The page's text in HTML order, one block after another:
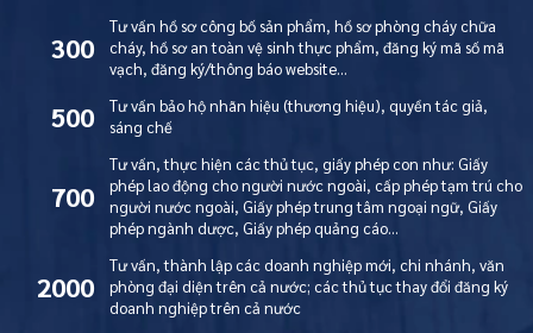
300
Tư vấn hồ sơ công bố sản phẩm, hồ sơ phòng cháy chữa
cháy, hồ sơ an toàn vệ sinh thực phẩm, đăng ký mã số mã
vạch, đăng ký/thông báo website…
500
Tư vấn bảo hộ nhãn hiệu (thương hiệu), quyền tác giả,
sáng chế
700
Tư vấn, thực hiện các thủ tục, giấy phép con như: Giấy
phép lao động cho người nước ngoài, cấp phép tạm trú cho
người nước ngoài, Giấy phép trung tâm ngoại ngữ, Giấy
phép ngành dược, Giấy phép quảng cáo…
2000
Tư vấn, thành lập các doanh nghiệp mới, chi nhánh, văn
phòng đại diện trên cả nước; các thủ tục thay đổi đăng ký
doanh nghiệp trên cả nước